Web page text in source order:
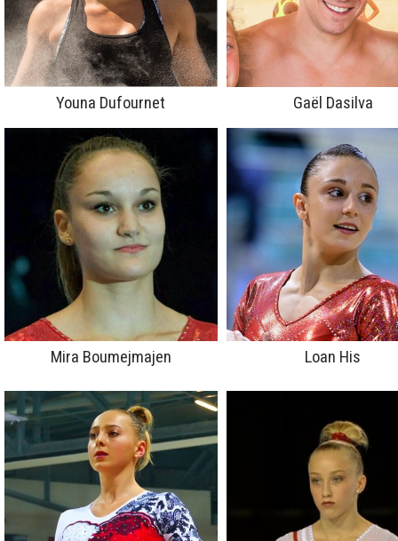
Youna Dufournet Gaël Dasilva
Mira Boumejmajen Loan His